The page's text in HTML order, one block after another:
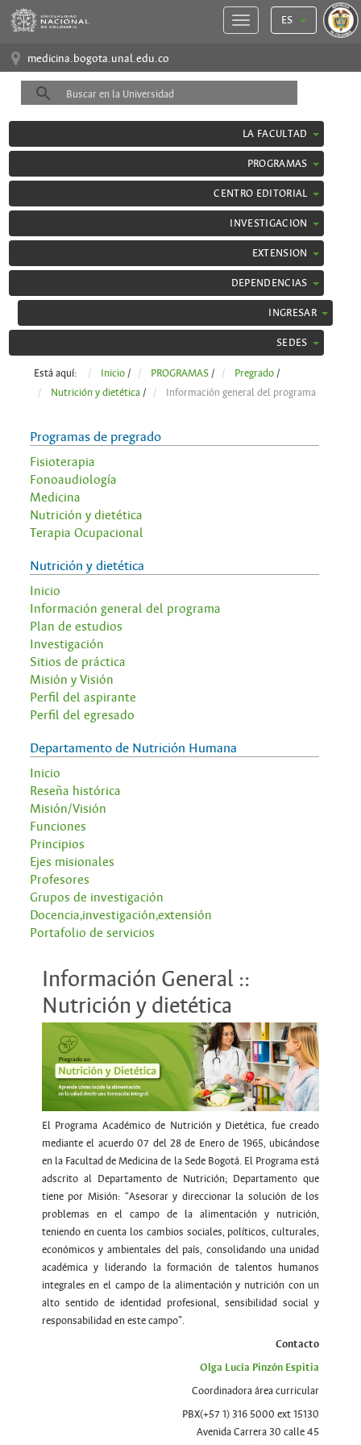
ES
medicina.bogota.unal.edu.co
LA FACULTAD
PROGRAMAS
CENTRO EDITORIAL
INVESTIGACION
EXTENSION
DEPENDENCIAS
INGRESAR
SEDES
Está aquí: Inicio / PROGRAMAS / Pregrado /
Nutrición y dietética / Información general del programa
Programas de pregrado
Fisioterapia
Fonoaudiología
Medicina
Nutrición y dietética
Terapia Ocupacional
Nutrición y dietética
Inicio
Información general del programa
Plan de estudios
Investigación
Sitios de práctica
Misión y Visión
Perfil del aspirante
Perfil del egresado
Departamento de Nutrición Humana
Inicio
Reseña histórica
Misión/Visión
Funciones
Principios
Ejes misionales
Profesores
Grupos de investigación
Docencia,investigación,extensión
Portafolio de servicios
Información General ::
Nutrición y dietética
El Programa Académico de Nutrición y Dietética, fue creado
mediante el acuerdo 07 del 28 de Enero de 1965, ubicándose
en la Facultad de Medicina de la Sede Bogotá. El Programa está
adscrito al Departamento de Nutrición; Departamento que
tiene por Misión: “Asesorar y direccionar la solución de los
problemas en el campo de la alimentación y nutrición,
teniendo en cuenta los cambios sociales, políticos, culturales,
económicos y ambientales del país, consolidando una unidad
académica y liderando la formación de talentos humanos
integrales en el campo de la alimentación y nutrición con un
alto sentido de identidad profesional, sensibilidad social y
responsabilidad en este campo”.
Contacto
Olga Lucía Pinzón Espitia
Coordinadora área curricular
PBX(+57 1) 316 5000 ext 15130
Avenida Carrera 30 calle 45